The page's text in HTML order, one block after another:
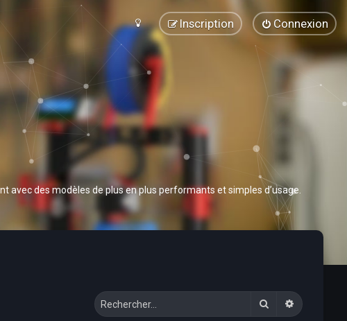
Connexion
Inscription
avec des modèles de plus en plus performants et simples d’usage.
Rechercher